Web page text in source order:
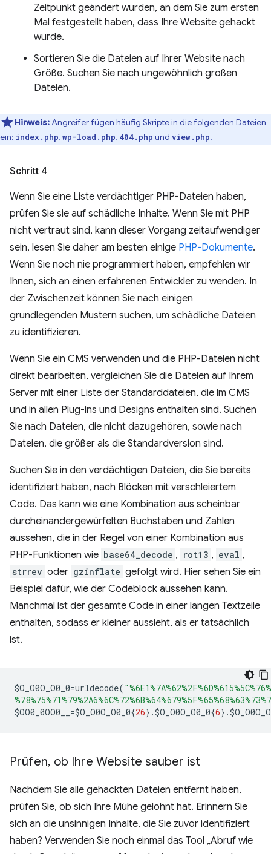
Zeitpunkt geändert wurden, an dem Sie zum ersten
Mal festgestellt haben, dass Ihre Website gehackt
wurde.
Sortieren Sie die Dateien auf Ihrer Website nach
Größe. Suchen Sie nach ungewöhnlich großen
Dateien.
Hinweis:Angreifer fügen häufig Skripte in die folgenden Dateien
ein: index.php,wp-load.php, 404.php und view.php.
Schritt 4
Wenn Sie eine Liste verdächtiger PHP-Dateien haben,
prüfen Sie sie auf schädliche Inhalte. Wenn Sie mit PHP
nicht vertraut sind, kann dieser Vorgang zeitaufwendiger
sein, lesen Sie daher am besten einige PHP-Dokumente.
Wenn Sie noch nie programmiert haben, empfehlen wir
Ihnen, sich an einen erfahrenen Entwickler zu wenden. In
der Zwischenzeit können Sie nach einigen
grundlegenden Mustern suchen, um schädliche Dateien
zu identifizieren.
Wenn Sie ein CMS verwenden und die PHP-Dateien nicht
direkt bearbeiten, vergleichen Sie die Dateien auf Ihrem
Server mit einer Liste der Standarddateien, die im CMS
und in allen Plug-ins und Designs enthalten sind. Suchen
Sie nach Dateien, die nicht dazugehören, sowie nach
Dateien, die größer als die Standardversion sind.
Suchen Sie in den verdächtigen Dateien, die Sie bereits
identifiziert haben, nach Blöcken mit verschleiertem
Code. Das kann wie eine Kombination aus scheinbar
durcheinandergewürfelten Buchstaben und Zahlen
aussehen, die in der Regel von einer Kombination aus
PHP-Funktionen wie base64_decode , rot13 , eval ,
strrev oder gzinflate gefolgt wird. Hier sehen Sie ein
Beispiel dafür, wie der Codeblock aussehen kann.
Manchmal ist der gesamte Code in einer langen Textzeile
enthalten, sodass er kleiner aussieht, als er tatsächlich
ist.
$O_O0O_O0_0=urldecode(
$OO0_0OO0__ =$O_O0O_O0_0{26}.$O_O0O_O0_0{6}.$
Prüfen, ob Ihre Website sauber ist
Nachdem Sie alle gehackten Dateien entfernt haben,
prüfen Sie, ob sich Ihre Mühe gelohnt hat. Erinnern Sie
sich an die unsinnigen Inhalte, die Sie zuvor identifiziert
haben? Verwenden Sie noch einmal das Tool „Abruf wie